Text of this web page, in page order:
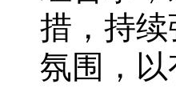
措，持
氛围，